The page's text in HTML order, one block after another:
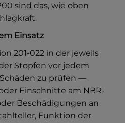
sind das, wie oben
Einsatz
201-022 in der jeweils
Stopfen vor jedem
zu prüfen —
Einschnitte am NBR-
Beschädigungen an
Funktion der